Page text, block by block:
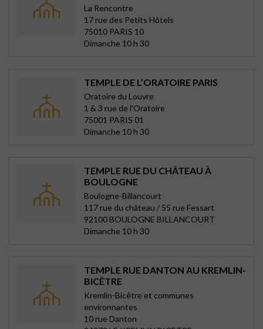
La Rencontre
17 rue des Petits Hôtels
75010 PARIS 10
Dimanche 10 h 30
TEMPLE DE L’ORATOIRE PARIS
Oratoire du Louvre
1 & 3 rue de l'Oratoire
75001 PARIS 01
Dimanche 10 h 30
TEMPLE RUE DU CHÂTEAU À
BOULOGNE
Boulogne-Billancourt
117 rue du château / 55 rue Fessart
92100 BOULOGNE BILLANCOURT
Dimanche 10 h 30
TEMPLE RUE DANTON AU KREMLIN-
BICÊTRE
Kremlin-Bicêtre et communes
environnantes
10 rue Danton